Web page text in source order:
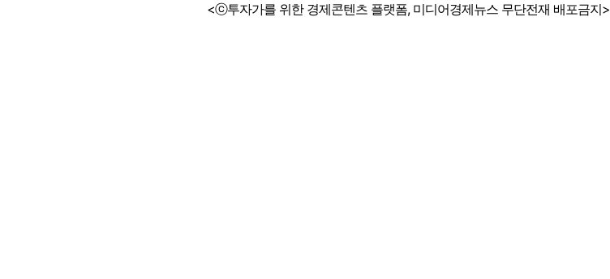
<ⓒ투자가를 위한 경제콘텐츠 플랫폼, 미디어경제뉴스 무단전재 배포금지>